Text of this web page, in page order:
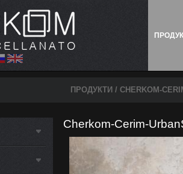
ПРОДУКТИ / CHERKOM-
Cherkom-Cerim-